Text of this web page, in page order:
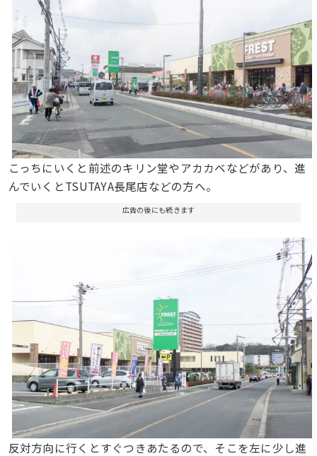
こっちにいくと前述のキリン堂やアカカベなどがあり、進
んでいくとTSUTAYA長尾店などの方へ。
広告の後にも続きます
反対方向に行くとすぐつきあたるので、そこを左に少し進